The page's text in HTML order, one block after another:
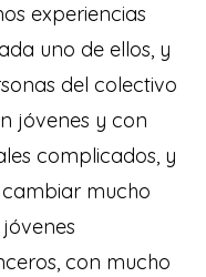
experiencias
uno de ellos, y
del colectivo
jóvenes y con
complicados, y
mucho
con mucho